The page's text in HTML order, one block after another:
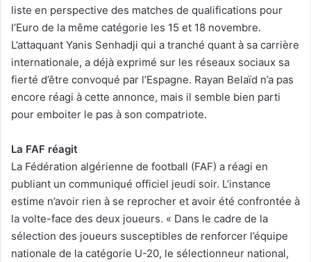
liste en perspective des matches de qualifications pour
l’Euro de la même catégorie les 15 et 18 novembre.
L’attaquant Yanis Senhadji qui a tranché quant à sa carrière
internationale, a déjà exprimé sur les réseaux sociaux sa
fierté d’être convoqué par l’Espagne. Rayan Belaïd n’a pas
encore réagi à cette annonce, mais il semble bien parti
pour emboiter le pas à son compatriote.
La FAF réagit
La Fédération algérienne de football (FAF) a réagi en
publiant un communiqué officiel jeudi soir. L’instance
estime n’avoir rien à se reprocher et avoir été confrontée à
la volte-face des deux joueurs. « Dans le cadre de la
sélection des joueurs susceptibles de renforcer l’équipe
nationale de la catégorie U-20, le sélectionneur national,